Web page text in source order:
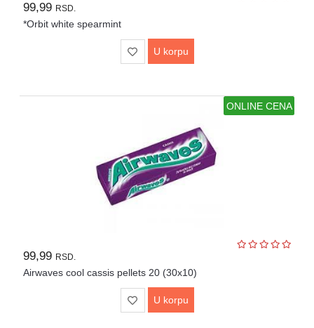
99,99 RSD.
*Orbit white spearmint
U korpu
ONLINE CENA
99,99 RSD.
Airwaves cool cassis pellets 20 (30x10)
U korpu